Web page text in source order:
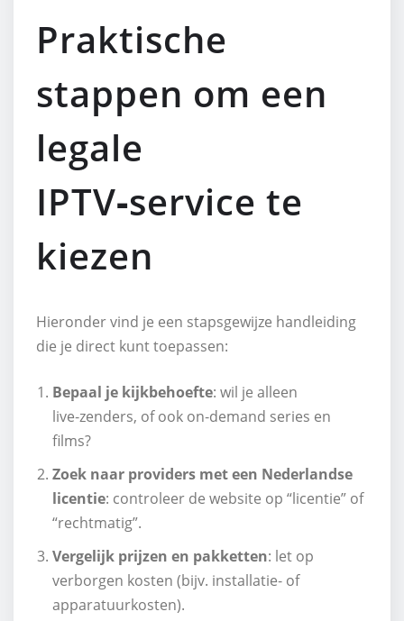
Praktische
stappen om een
legale
IPTV‑service te
kiezen
Hieronder vind je een stapsgewijze handleiding
die je direct kunt toepassen:
Bepaal je kijkbehoefte: wil je alleen
live‑zenders, of ook on‑demand series en
films?
Zoek naar providers met een Nederlandse
licentie: controleer de website op “licentie” of
“rechtmatig”.
Vergelijk prijzen en pakketten: let op
verborgen kosten (bijv. installatie‑ of
apparatuurkosten).